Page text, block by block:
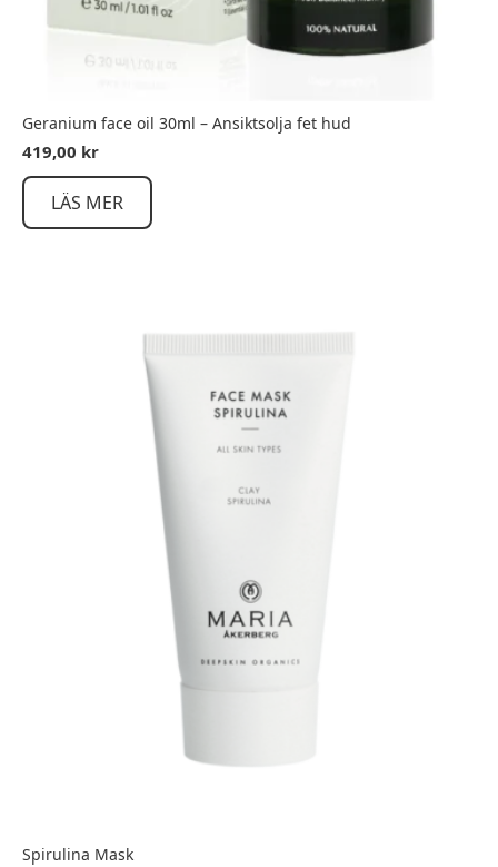
Geranium face oil 30ml – Ansiktsolja fet hud
419,00 kr
LÄS MER
Spirulina Mask